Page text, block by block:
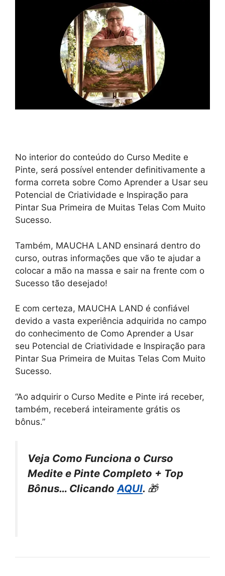
No interior do conteúdo do Curso Medite e
Pinte, será possível entender definitivamente a
forma correta sobre Como Aprender a Usar seu
Potencial de Criatividade e Inspiração para
Pintar Sua Primeira de Muitas Telas Com Muito
Sucesso.
Também, MAUCHA LAND ensinará dentro do
curso, outras informações que vão te ajudar a
colocar a mão na massa e sair na frente com o
Sucesso tão desejado!
E com certeza, MAUCHA LAND é confiável
devido a vasta experiência adquirida no campo
do conhecimento de Como Aprender a Usar
seu Potencial de Criatividade e Inspiração para
Pintar Sua Primeira de Muitas Telas Com Muito
Sucesso.
“Ao adquirir o Curso Medite e Pinte irá receber,
também, receberá inteiramente grátis os
bônus.”
Veja Como Funciona o Curso
Medite e Pinte Completo + Top
Bônus… ClicandoAQUI. 🎁